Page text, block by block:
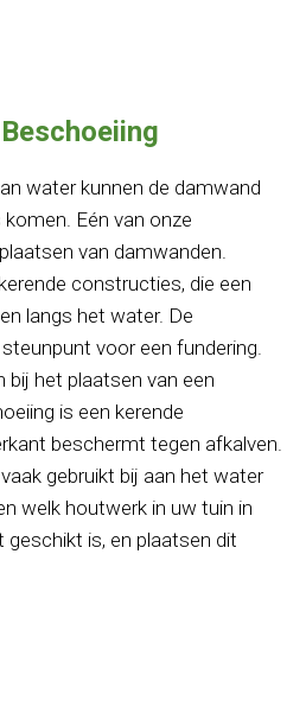
water kunnen de damwand
Eén van onze
van damwanden.
constructies, die een
langs het water. De
voor een fundering.
bij het plaatsen van een
is een kerende
beschermt tegen afkalven.
gebruikt bij aan het water
welk houtwerk in uw tuin in
is, en plaatsen dit